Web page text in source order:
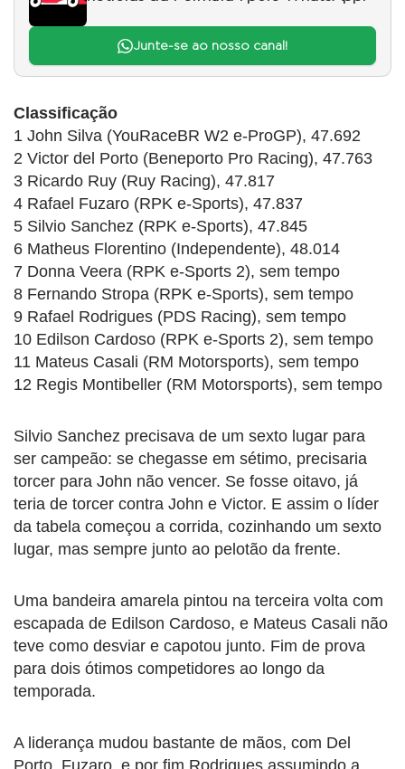
Junte-se ao nosso canal!
Classificação
1 John Silva (YouRaceBR W2 e-ProGP), 47.692
2 Victor del Porto (Beneporto Pro Racing), 47.763
3 Ricardo Ruy (Ruy Racing), 47.817
4 Rafael Fuzaro (RPK e-Sports), 47.837
5 Silvio Sanchez (RPK e-Sports), 47.845
6 Matheus Florentino (Independente), 48.014
7 Donna Veera (RPK e-Sports 2), sem tempo
8 Fernando Stropa (RPK e-Sports), sem tempo
9 Rafael Rodrigues (PDS Racing), sem tempo
10 Edilson Cardoso (RPK e-Sports 2), sem tempo
11 Mateus Casali (RM Motorsports), sem tempo
12 Regis Montibeller (RM Motorsports), sem tempo
Silvio Sanchez precisava de um sexto lugar para
ser campeão: se chegasse em sétimo, precisaria
torcer para John não vencer. Se fosse oitavo, já
teria de torcer contra John e Victor. E assim o líder
da tabela começou a corrida, cozinhando um sexto
lugar, mas sempre junto ao pelotão da frente.
Uma bandeira amarela pintou na terceira volta com
escapada de Edilson Cardoso, e Mateus Casali não
teve como desviar e capotou junto. Fim de prova
para dois ótimos competidores ao longo da
temporada.
A liderança mudou bastante de mãos, com Del
Porto, Fuzaro, e por fim Rodrigues assumindo a